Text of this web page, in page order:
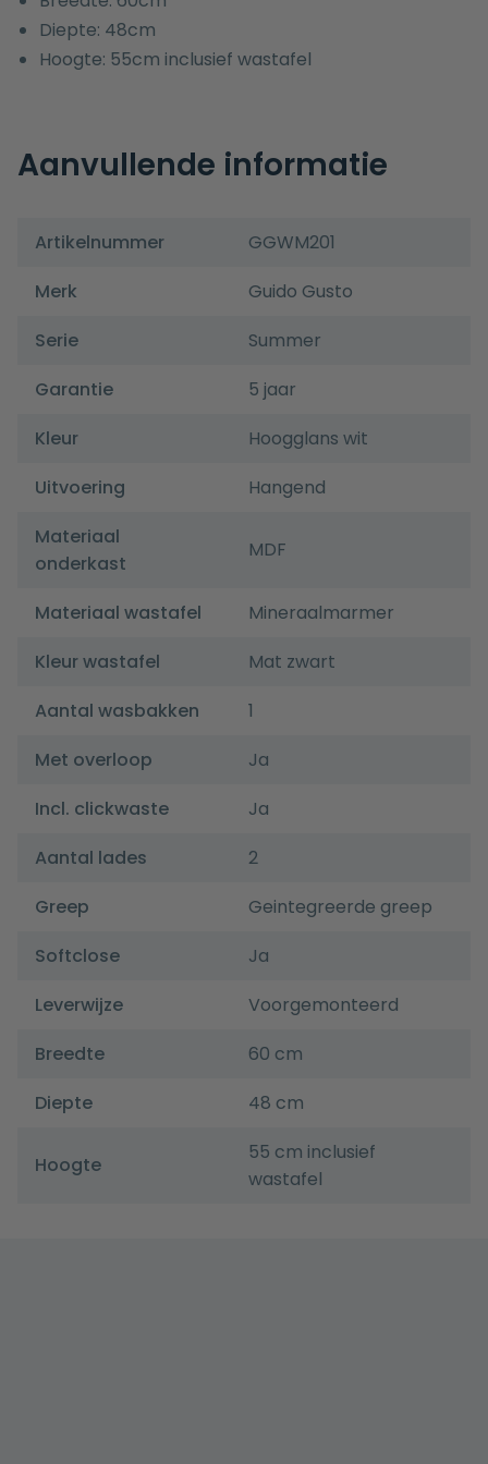
Diepte: 48cm
Hoogte: 55cm inclusief wastafel
Aanvullende informatie
Artikelnummer
GGWM201
Merk
Guido Gusto
Serie
Summer
Garantie
5 jaar
Kleur
Hoogglans wit
Uitvoering
Hangend
Materiaal
onderkast
MDF
Materiaal wastafel
Mineraalmarmer
Kleur wastafel
Mat zwart
Aantal wasbakken
1
Met overloop
Ja
Incl. clickwaste
Ja
Aantal lades
2
Greep
Geintegreerde greep
Softclose
Ja
Leverwijze
Voorgemonteerd
Breedte
60 cm
Diepte
48 cm
Hoogte
55 cm inclusief
wastafel